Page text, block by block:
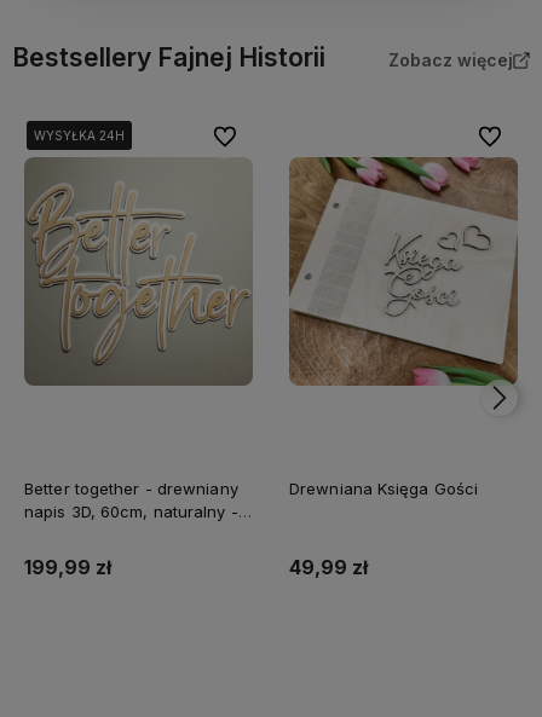
Bestsellery Fajnej Historii Zobacz więcej
WYSYŁKA 24H
WYSYŁKA 24H
WYSYŁKA 24H
Better together - drewniany
napis 3D, 60cm, naturalny -
199,99 zł
Do ulubionych
Drewniana Księga Gości
49,99 zł
Do